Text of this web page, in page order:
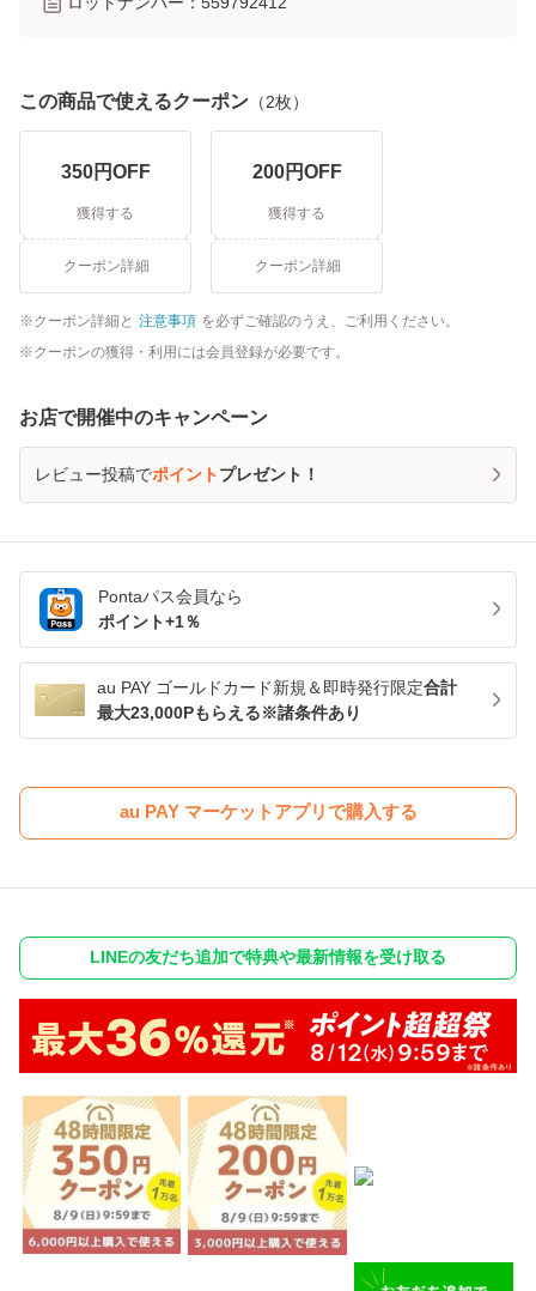
この商品で使えるクーポン （2枚）
350円OFF
獲得する
クーポン詳細
200円OFF
獲得する
クーポン詳細
クーポン詳細と 注意事項 を必ずご確認のうえ、ご利用ください。
クーポンの獲得・利用には会員登録が必要です。
お店で開催中のキャンペーン
レビュー投稿でポイントプレゼント！
Pontaパス会員なら
ポイント+1％
au PAY ゴールドカード新規＆即時発行限定合計
最大23,000Pもらえる※諸条件あり
au PAY マーケットアプリで購入する
LINEの友だち追加で特典や最新情報を受け取る